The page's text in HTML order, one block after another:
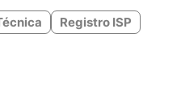
Registro ISP